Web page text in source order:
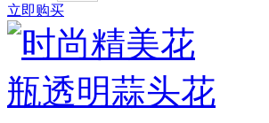
立即购买